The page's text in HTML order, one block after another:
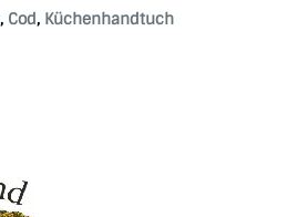
, Cod, Küchenhandtuch